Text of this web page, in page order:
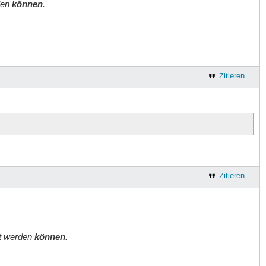
können.
Zitieren
Zitieren
werdenkönnen.